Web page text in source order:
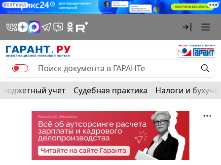
РЕКЛАМА
Бюджетный учет Судебная практика Налоги и